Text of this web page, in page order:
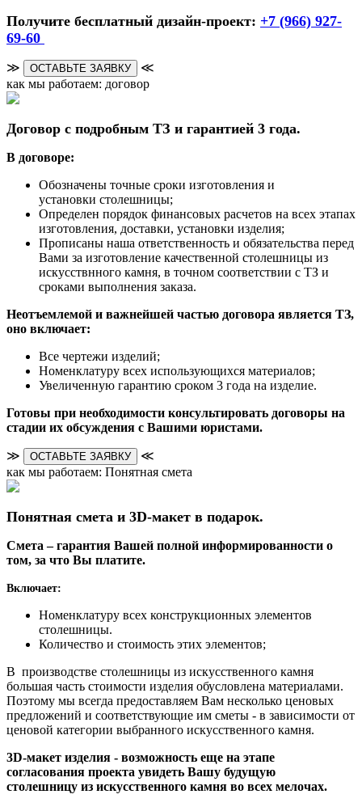
Получите бесплатный дизайн-проект: +7 (966) 927-
69-60
≫ ОСТАВЬТЕ ЗАЯВКУ
≪
как мы работаем: договор
Договор с подробным ТЗ и гарантией 3 года.
В договоре:
Обозначены точные сроки изготовления и
установки столешницы;
Определен порядок финансовых расчетов на всех этапах
изготовления, доставки, установки изделия;
Прописаны наша ответственность и обязательства перед
Вами за изготовление качественной столешницы из
искусствнного камня, в точном соответствии с ТЗ и
сроками выполнения заказа.
Неотъемлемой и важнейшей частью договора является ТЗ,
оно включает:
Все чертежи изделий;
Номенклатуру всех использующихся материалов;
Увеличенную гарантию сроком 3 года на изделие.
Готовы при необходимости консультировать договоры на
стадии их обсуждения с Вашими юристами.
≫ ОСТАВЬТЕ ЗАЯВКУ
≪
как мы работаем: Понятная смета
Понятная смета и 3D-макет в подарок.
Смета – гарантия Вашей полной информированности о
том, за что Вы платите.
Включает:
Номенклатуру всех конструкционных элементов
столешницы.
Количество и стоимость этих элементов;
В производстве столешницы из искусственного камня
большая часть стоимости изделия обусловлена материалами.
Поэтому мы всегда предоставляем Вам несколько ценовых
предложений и соответствующие им сметы - в зависимости от
ценовой категории выбранного искусственного камня.
3D-макет изделия - возможность еще на этапе
согласования проекта увидеть Вашу будущую
столешницу из искусственного камня во всех мелочах.